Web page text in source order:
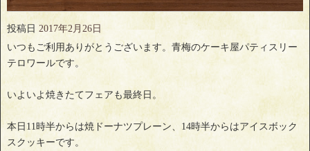
投稿日 2017年2月26日
いつもご利用ありがとうございます。青梅のケーキ屋パティスリー
テロワールです。
いよいよ焼きたてフェアも最終日。
本日11時半からは焼ドーナツプレーン、14時半からはアイスボック
スクッキーです。